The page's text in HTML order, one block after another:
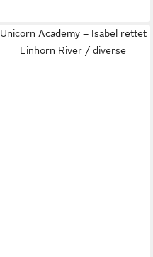
Unicorn Academy – Isabel rettet
Einhorn River / diverse